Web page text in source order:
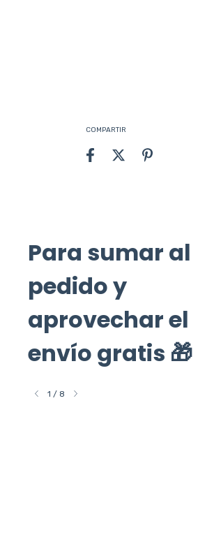
COMPARTIR
Para sumar al
pedido y
aprovechar el
envío gratis 🎁
1 / 8